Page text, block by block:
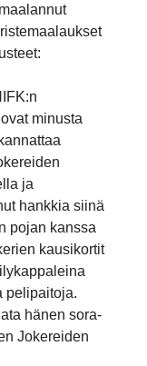
minusta
ja
hankkia siinä
pojan kanssa
kausikortit
pelipaitoja.
hänen sora-
Jokereiden